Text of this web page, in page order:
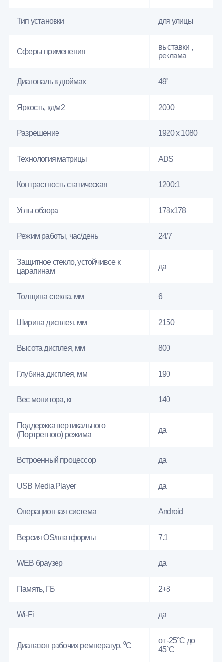
Тип установки для улицы
Сферы применения
выставки ,
реклама
Диагональ в дюймах 49"
Яркость, кд/м2 2000
Разрешение 1920 x 1080
Технология матрицы ADS
Контрастность статическая 1200:1
Углы обзора 178x178
Режим работы, час/день 24/7
Защитное стекло, устойчивое к
царапинам
да
Толщина стекла, мм 6
Ширина дисплея, мм 2150
Высота дисплея, мм 800
Глубина дисплея, мм 190
Вес монитора, кг 140
Поддержка вертикального
(Портретного) режима
да
Встроенный процессор да
USB Media Player да
Операционная система Android
Версия OS/платформы 7.1
WEB браузер да
Память, ГБ 2+8
Wi-Fi да
Диапазон рабочих ремператур, ⁰С
от -25°C до
45°C